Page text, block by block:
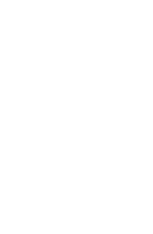
María del
este año
un punto
gastronómicas
que la
de forma física,
aportaciones